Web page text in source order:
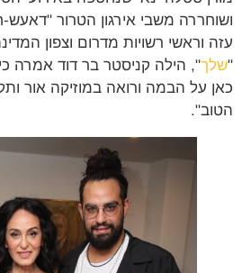
משבי אירגון הטרור "דאעש-
וראשי רשויות מדרום וצפון המדינה.
", הילה קניסטר בר דוד אמרה כי
על הבמה ורואה במוזיקה אור ותקווה